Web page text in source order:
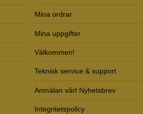
Mina ordrar
Mina uppgifter
Välkommen!
Teknisk service & support
Anmälan vårt Nyhetsbrev
Integritetspolicy